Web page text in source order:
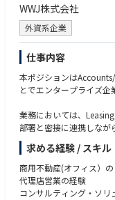
WWJ株式会社
外資系企業
仕事内容
本ポジションは
とでエンタープライズ企
業務においては、
部署と密接に連携しなが
の関係構築・アカウント
お客様の事業課題やニー
ることで、顧客満足度の
求める経験 / スキル
商用不動産(オフィス）
代理店営業の経験
コンサルティング・ソ